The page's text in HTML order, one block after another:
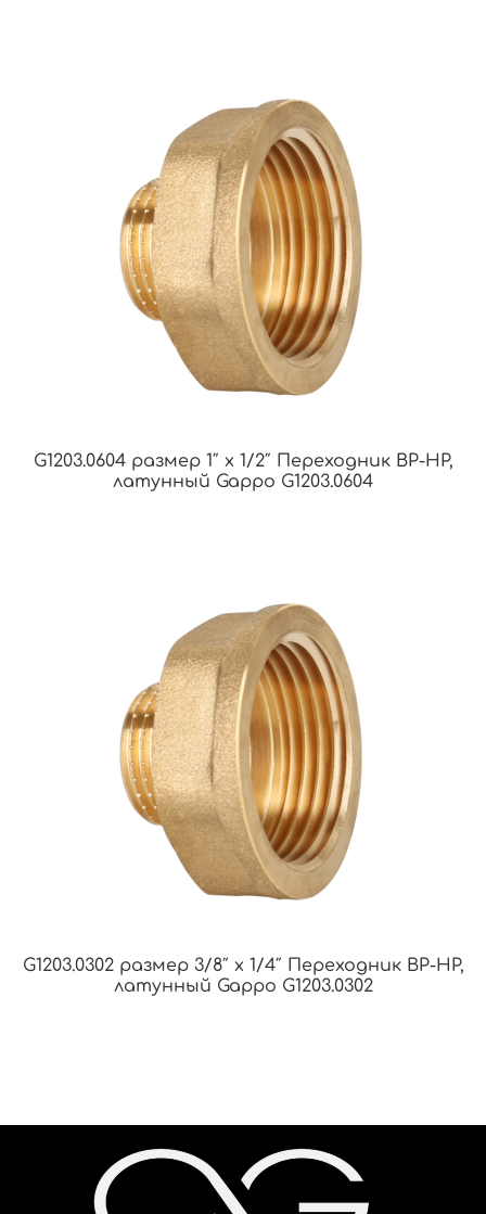
G1203.0604 размер 1″ х 1/2″ Переходник ВР-НР,
латунный Gappo G1203.0604
G1203.0302 размер 3/8″ х 1/4″ Переходник ВР-НР,
латунный Gappo G1203.0302